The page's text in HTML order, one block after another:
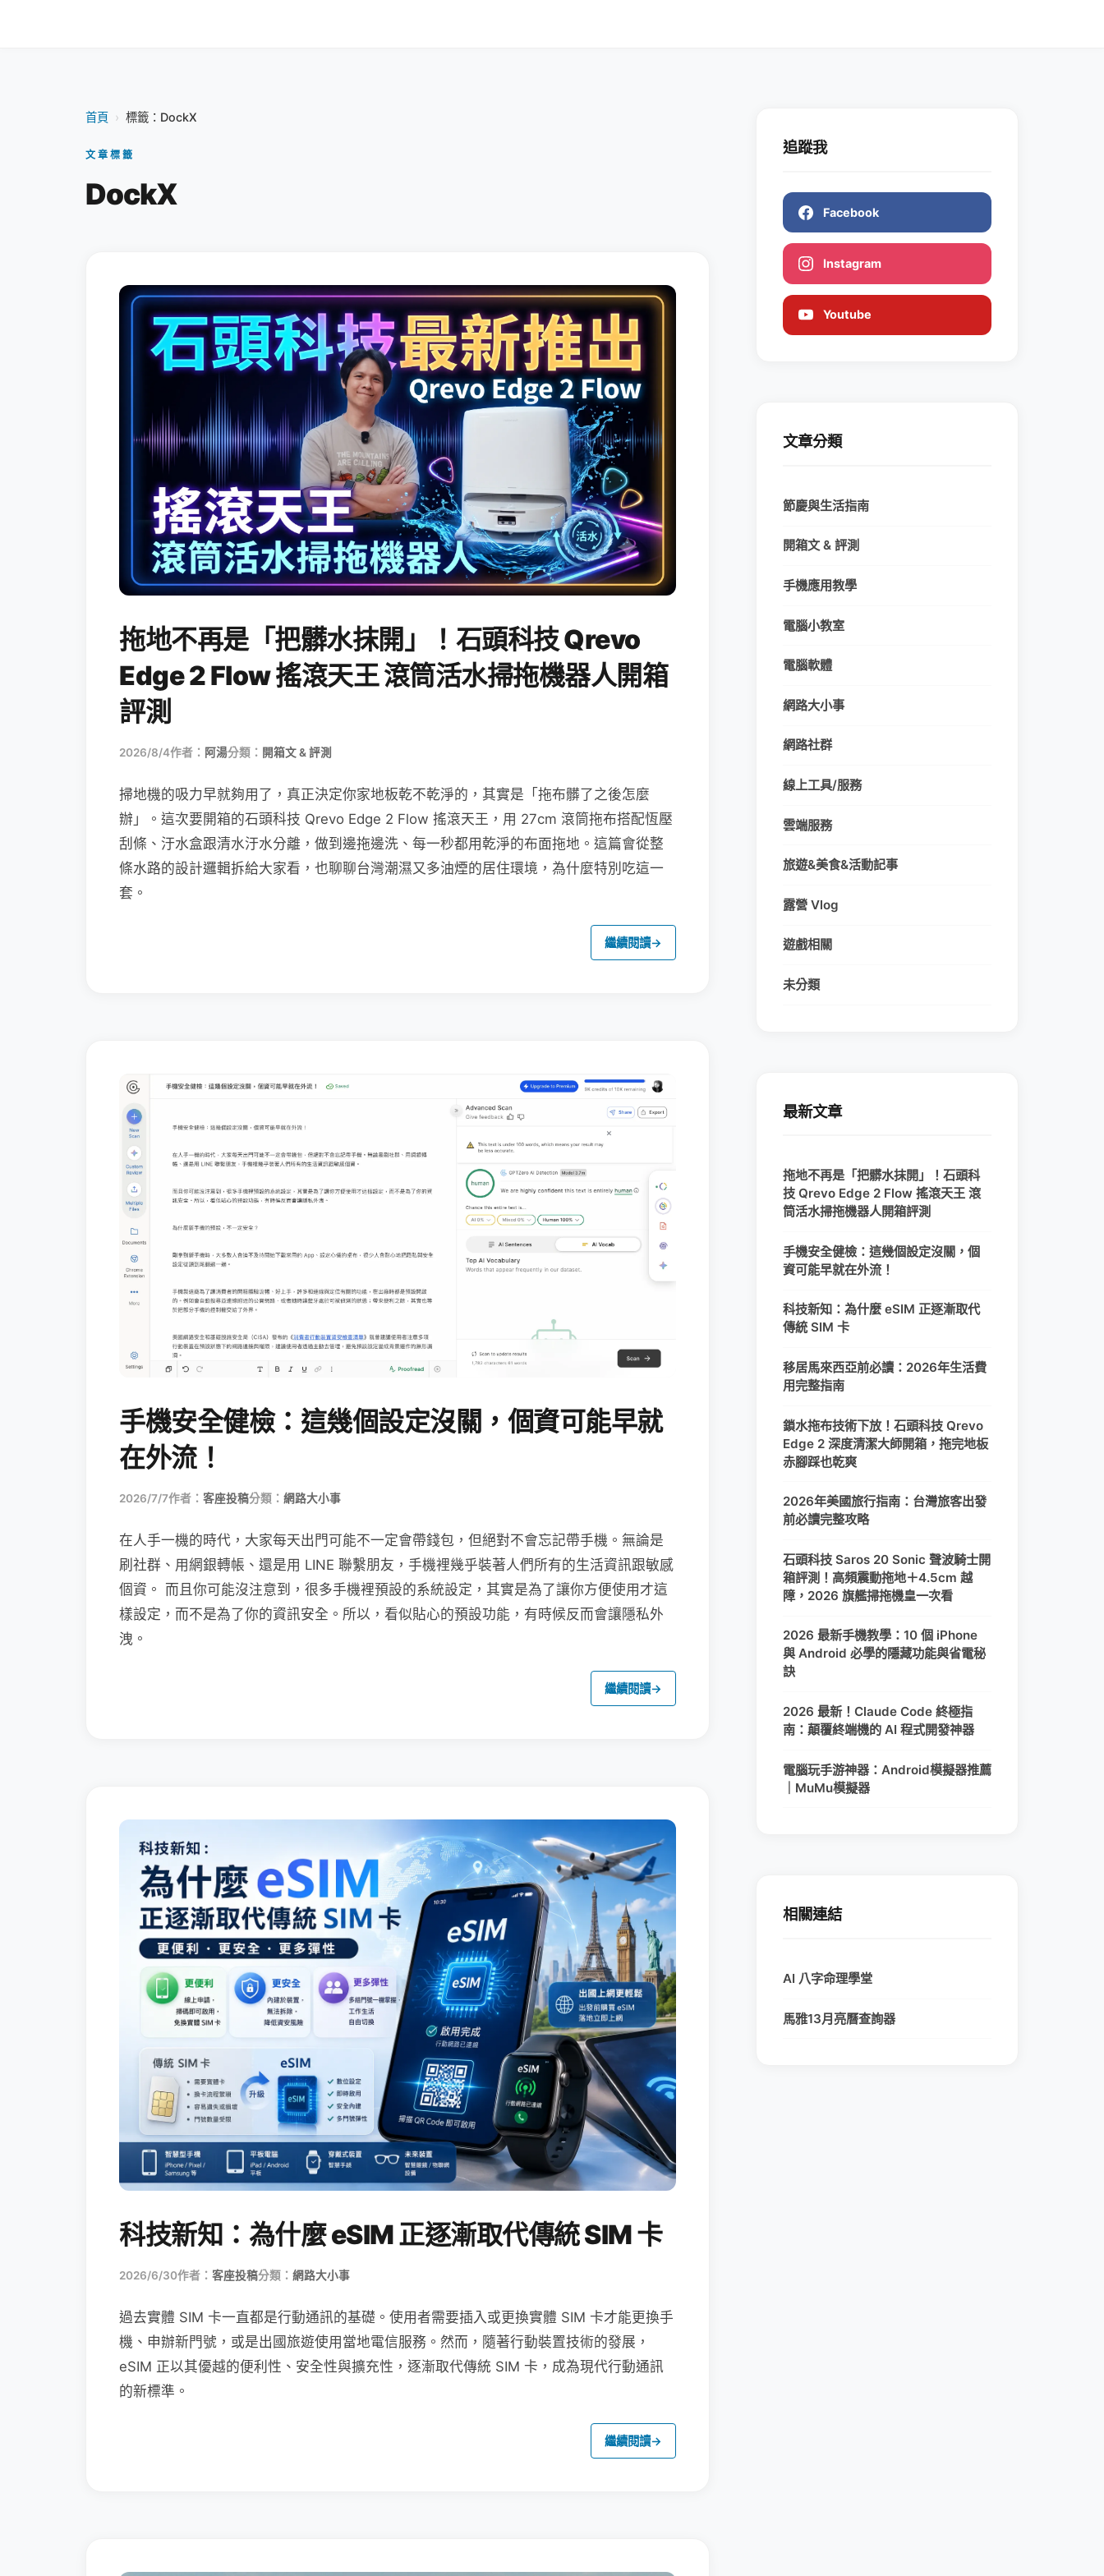
首頁 › 標籤：DockX
文章標籤
DockX
拖地不再是「把髒水抹開」！石頭科技 Qrevo
Edge 2 Flow 搖滾天王 滾筒活水掃拖機器人開箱
評測
2026/8/4作者： 阿湯分類： 開箱文 & 評測
掃地機的吸力早就夠用了，真正決定你家地板乾不乾淨的，其實是「拖布髒了之後怎麼
辦」。這次要開箱的石頭科技 Qrevo Edge 2 Flow 搖滾天王，用 27cm 滾筒拖布搭配恆壓
刮條、汙水盒跟清水汙水分離，做到邊拖邊洗、每一秒都用乾淨的布面拖地。這篇會從整
條水路的設計邏輯拆給大家看，也聊聊台灣潮濕又多油煙的居住環境，為什麼特別吃這一
套。
繼續閱讀→
手機安全健檢：這幾個設定沒關，個資可能早就
在外流！
2026/7/7作者： 客座投稿分類： 網路大小事
在人手一機的時代，大家每天出門可能不一定會帶錢包，但絕對不會忘記帶手機。無論是
刷社群、用網銀轉帳、還是用 LINE 聯繫朋友，手機裡幾乎裝著人們所有的生活資訊跟敏感
個資。 而且你可能沒注意到，很多手機裡預設的系統設定，其實是為了讓你方便使用才這
樣設定，而不是為了你的資訊安全。所以，看似貼心的預設功能，有時候反而會讓隱私外
洩。
繼續閱讀→
科技新知：為什麼 eSIM 正逐漸取代傳統 SIM 卡
2026/6/30作者： 客座投稿分類： 網路大小事
過去實體 SIM 卡一直都是行動通訊的基礎。使用者需要插入或更換實體 SIM 卡才能更換手
機、申辦新門號，或是出國旅遊使用當地電信服務。然而，隨著行動裝置技術的發展，
eSIM 正以其優越的便利性、安全性與擴充性，逐漸取代傳統 SIM 卡，成為現代行動通訊
的新標準。
繼續閱讀→
追蹤我
Facebook
Instagram
Youtube
文章分類
節慶與生活指南
開箱文 & 評測
手機應用教學
電腦小教室
電腦軟體
網路大小事
網路社群
線上工具/服務
雲端服務
旅遊&美食&活動記事
露營 Vlog
遊戲相關
未分類
最新文章
拖地不再是「把髒水抹開」！石頭科
技 Qrevo Edge 2 Flow 搖滾天王 滾
筒活水掃拖機器人開箱評測
手機安全健檢：這幾個設定沒關，個
資可能早就在外流！
科技新知：為什麼 eSIM 正逐漸取代
傳統 SIM 卡
移居馬來西亞前必讀：2026年生活費
用完整指南
鎖水拖布技術下放！石頭科技 Qrevo
Edge 2 深度清潔大師開箱，拖完地板
赤腳踩也乾爽
2026年美國旅行指南：台灣旅客出發
前必讀完整攻略
石頭科技 Saros 20 Sonic 聲波騎士開
箱評測！高頻震動拖地＋4.5cm 越
障，2026 旗艦掃拖機皇一次看
2026 最新手機教學：10 個 iPhone
與 Android 必學的隱藏功能與省電秘
訣
2026 最新！Claude Code 終極指
南：顛覆終端機的 AI 程式開發神器
電腦玩手游神器：Android模擬器推薦
｜MuMu模擬器
相關連結
AI 八字命理學堂
馬雅13月亮曆查詢器